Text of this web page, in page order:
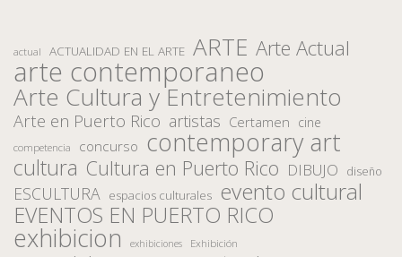
actual ACTUALIDAD EN EL ARTE ARTE Arte Actual
arte contemporaneo
Arte Cultura y Entretenimiento
Arte en Puerto Rico artistas Certamen cine
competencia concurso contemporary art
cultura Cultura en Puerto Rico DIBUJO diseño
ESCULTURA espacios culturales evento cultural
EVENTOS EN PUERTO RICO
exhibicion exhibiciones Exhibición